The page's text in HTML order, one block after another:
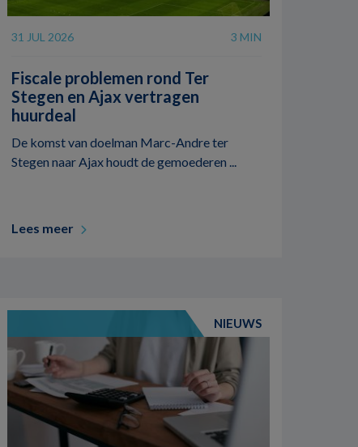
31 JUL 2026 3 MIN
Fiscale problemen rond Ter
Stegen en Ajax vertragen
huurdeal
De komst van doelman Marc-Andre ter
Stegen naar Ajax houdt de gemoederen ...
Lees meer
NIEUWS